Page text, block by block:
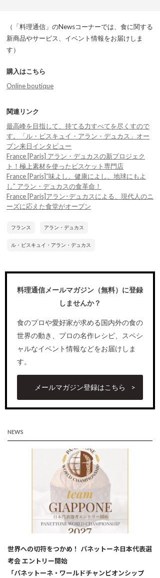
（「料理通信」のNewsコーナーでは、食に関する
新商品やサービス、イベント情報をお届けしま
す）
購入はこちら
Online boutique
関連リンク
最高峰を目指して、持てる力すべてを尽くすので
す。「ル・ビスキュイ・アラン・デュカス」オー
プン来日インタビュー
France [Paris] アラン・デュカスの新プロジェク
ト！極上素材を使ったビスケット専門店
France [Paris]“味よし、健康によし、地球にもよ
し” アラン・デュカスの食革命！
France [Paris]アラン･デュカスによる、現代人のニ
ーズに応えた食堂がオープン
フランス アラン・デュカス
ル・ビスキュイ・アラン・デュカス
料理通信メールマガジン（無料）に登録
しませんか？
食のプロや愛好家が求める国内外の食の
世界の動き、プロの名作レシピ、スペシ
ャルなイベント情報などをお届けしま
す。
メールマガジン登録はこちら
NEWS
世界への切符をつかめ！ パネットーネ日本代表選
考会 エントリー開始
「パネットーネ・ワールドチャンピオンシップ